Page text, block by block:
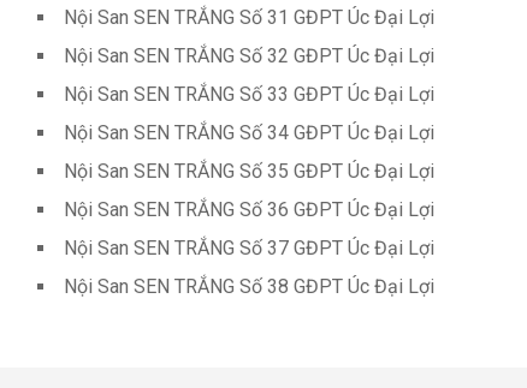
Nội San SEN TRẮNG Số 31 GĐPT Úc Đại Lợi
Nội San SEN TRẮNG Số 32 GĐPT Úc Đại Lợi
Nội San SEN TRẮNG Số 33 GĐPT Úc Đại Lợi
Nội San SEN TRẮNG Số 34 GĐPT Úc Đại Lợi
Nội San SEN TRẮNG Số 35 GĐPT Úc Đại Lợi
Nội San SEN TRẮNG Số 36 GĐPT Úc Đại Lợi
Nội San SEN TRẮNG Số 37 GĐPT Úc Đại Lợi
Nội San SEN TRẮNG Số 38 GĐPT Úc Đại Lợi